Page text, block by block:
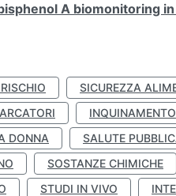
A biomonitoring
SICUREZZA
INQUINAMENTO
DONNA SALUTE
SOSTANZE CHIMICHE
STUDI IN VIVO